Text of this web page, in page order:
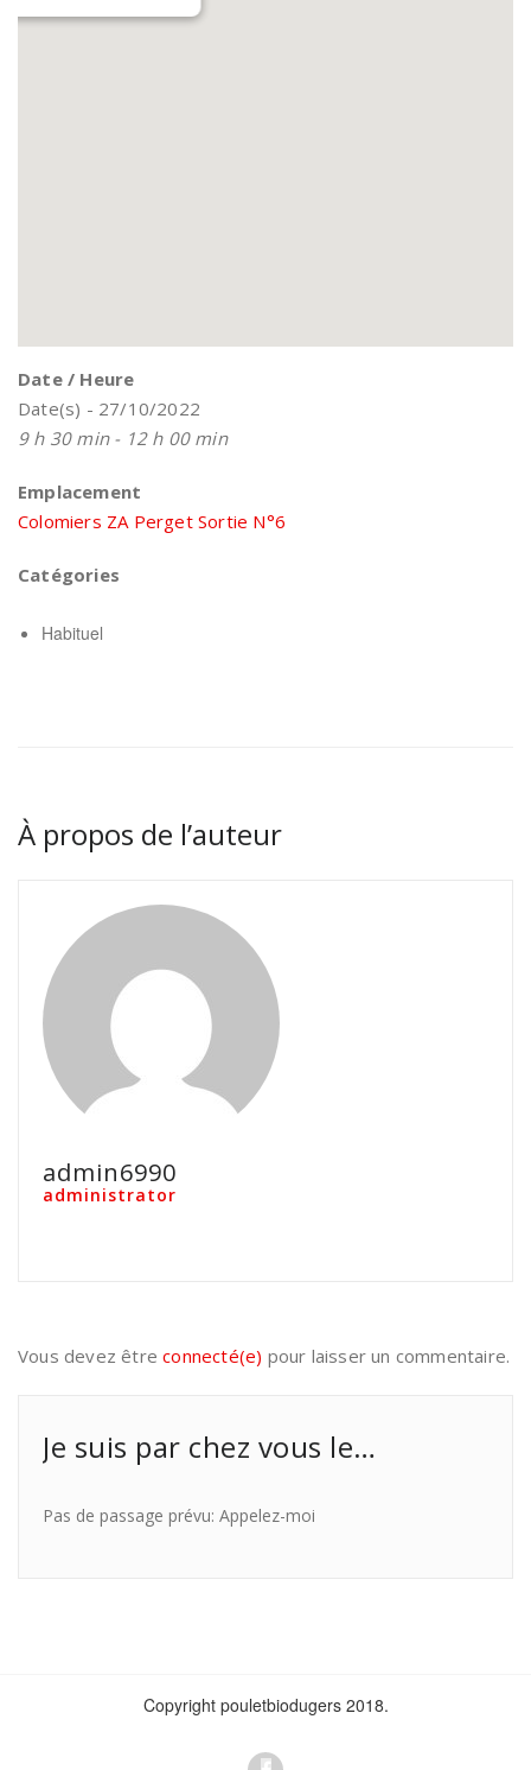
Date / Heure
Date(s) - 27/10/2022
9 h 30 min - 12 h 00 min
Emplacement
Colomiers ZA Perget Sortie N°6
Catégories
Habituel
À propos de l’auteur
admin6990
administrator
Vous devez êtreconnecté(e) pour laisser un commentaire.
Je suis par chez vous le…
Pas de passage prévu: Appelez-moi
Copyright pouletbiodugers 2018.